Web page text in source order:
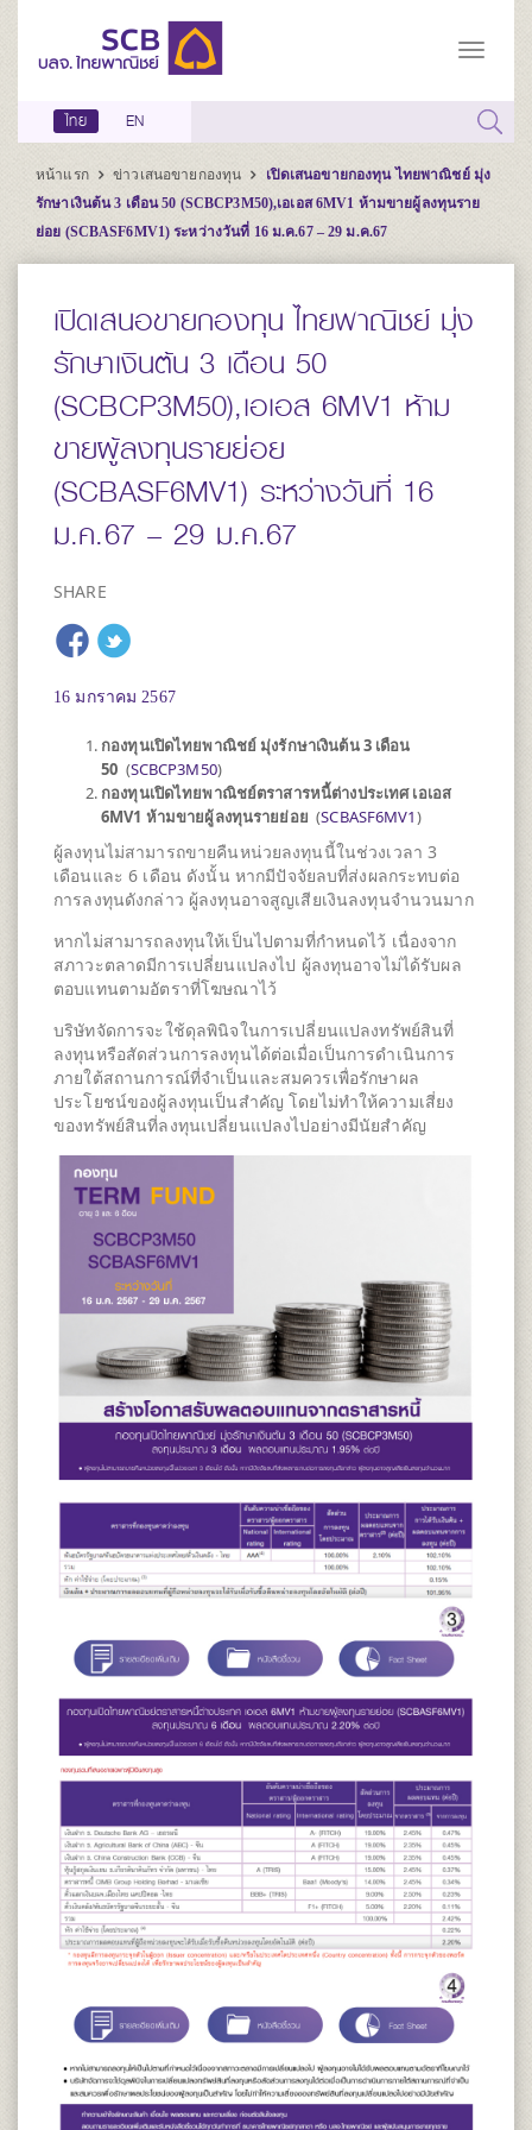
ไทย EN
หน้าแรก ข่าวเสนอขายกองทุน
เปิดเสนอขายกองทุน ไทยพาณิชย์ มุ่ง
รักษาเงินต้น 3 เดือน 50 (SCBCP3M50),เอเอส 6MV1 ห้ามขายผู้ลงทุนราย
ย่อย (SCBASF6MV1) ระหว่างวันที่ 16 ม.ค.67 – 29 ม.ค.67
เปิดเสนอขายกองทุน ไทยพาณิชย์ มุ่ง
รักษาเงินต้น 3 เดือน 50
(SCBCP3M50),เอเอส 6MV1 ห้าม
ขายผู้ลงทุนรายย่อย
(SCBASF6MV1) ระหว่างวันที่ 16
ม.ค.67 – 29 ม.ค.67
SHARE
16 มกราคม 2567
กองทุนเปิดไทยพาณิชย์ มุ่งรักษาเงินต้น 3 เดือน
50 (SCBCP3M50)
กองทุนเปิดไทยพาณิชย์ตราสารหนี้ต่างประเทศ เอเอส
6MV1 ห้ามขายผู้ลงทุนรายย่อย(SCBASF6MV1)
ผู้ลงทุนไม่สามารถขายคืนหน่วยลงทุนนี้ในช่วงเวลา 3
เดือนและ 6 เดือน ดังนั้น หากมีปัจจัยลบที่ส่งผลกระทบต่อ
การลงทุนดังกล่าว ผู้ลงทุนอาจสูญเสียเงินลงทุนจำนวนมาก
หากไม่สามารถลงทุนให้เป็นไปตามที่กำหนดไว้ เนื่องจาก
สภาวะตลาดมีการเปลี่ยนแปลงไป ผู้ลงทุนอาจไม่ได้รับผล
ตอบแทนตามอัตราที่โฆษณาไว้
บริษัทจัดการจะใช้ดุลพินิจในการเปลี่ยนแปลงทรัพย์สินที่
ลงทุนหรือสัดส่วนการลงทุนได้ต่อเมื่อเป็นการดำเนินการ
ภายใต้สถานการณ์ที่จำเป็นและสมควรเพื่อรักษาผล
ประโยชน์ของผู้ลงทุนเป็นสำคัญ โดยไม่ทำให้ความเสี่ยง
ของทรัพย์สินที่ลงทุนเปลี่ยนแปลงไปอย่างมีนัยสำคัญ